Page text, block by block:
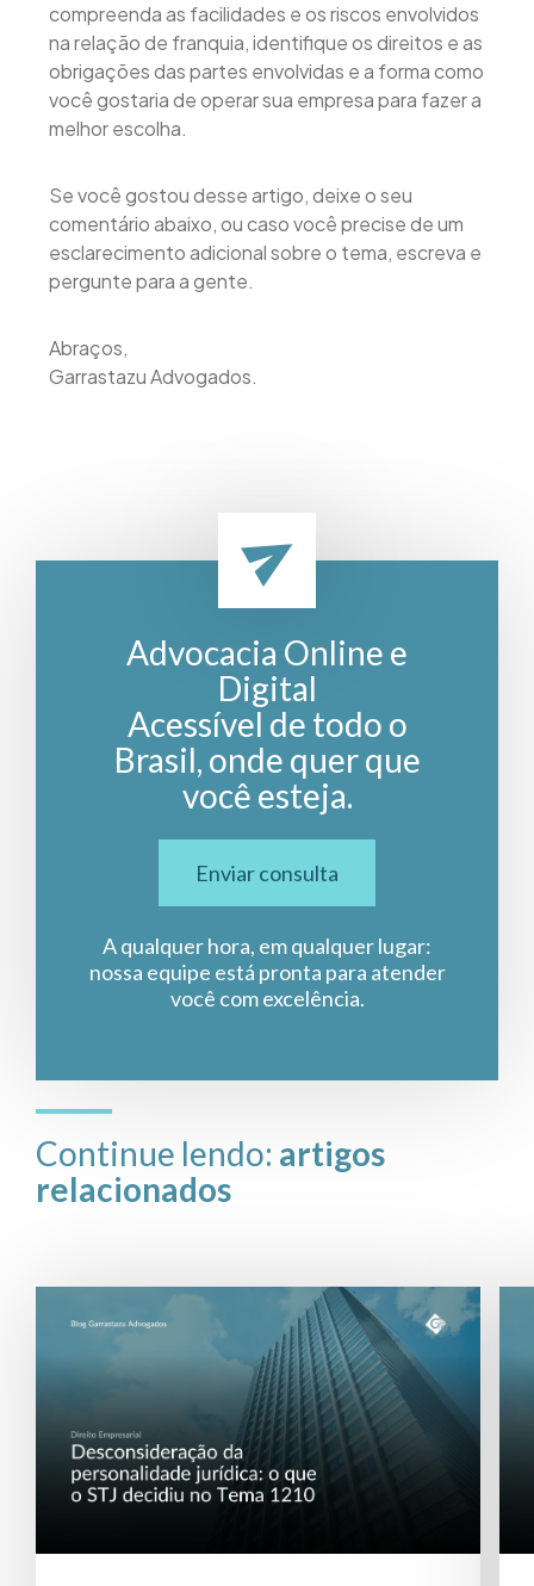
compreenda as facilidades e os riscos envolvidos
na relação de franquia, identifique os direitos e as
obrigações das partes envolvidas e a forma como
você gostaria de operar sua empresa para fazer a
melhor escolha.
Se você gostou desse artigo, deixe o seu
comentário abaixo, ou caso você precise de um
esclarecimento adicional sobre o tema, escreva e
pergunte para a gente.
Abraços,
Garrastazu Advogados.
Advocacia Online e
Digital
Acessível de todo o
Brasil, onde quer que
você esteja.
Enviar consulta
A qualquer hora, em qualquer lugar:
nossa equipe está pronta para atender
você com excelência.
Continue lendo: artigos
relacionados